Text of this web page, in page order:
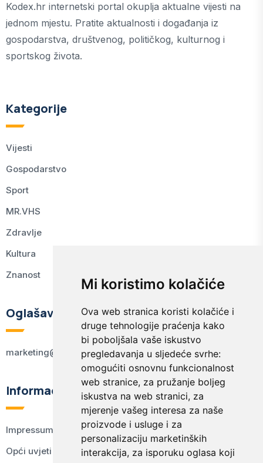
Mi koristimo kolačiće
Ova web stranica koristi kolačiće i
druge tehnologije praćenja kako
bi poboljšala vaše iskustvo
pregledavanja u sljedeće svrhe:
omogućiti osnovnu funkcionalnost
web stranice, za pružanje boljeg
iskustva na web stranici, za
mjerenje vašeg interesa za naše
proizvode i usluge i za
personalizaciju marketinških
interakcija, za isporuku oglasa koji
Kodex.hr internetski portal okuplja aktualne vijesti na
jednom mjestu. Pratite aktualnosti i događanja iz
gospodarstva, društvenog, političkog, kulturnog i
sportskog života.
Kategorije
Vijesti
Gospodarstvo
Sport
MR.VHS
Zdravlje
Kultura
Znanost
Oglašavanje
marketing@kodex.hr
Informacije
Impressum
Opći uvjeti korištenja